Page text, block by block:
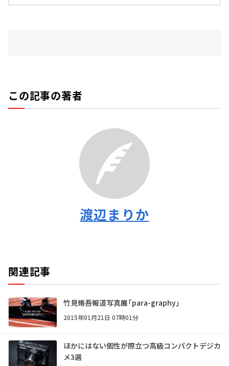
この記事の著者
渡辺まりか
関連記事
竹見脩吾報道写真展「para-graphy」
2015年01月21日 07時01分
ほかにはない個性が際立つ高級コンパクトデジカ
メ3選